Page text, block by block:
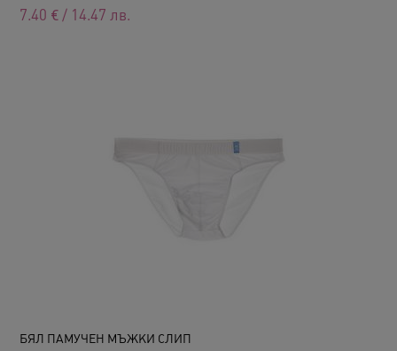
7.40 € / 14.47 лв.
БЯЛ ПАМУЧЕН МЪЖКИ СЛИП